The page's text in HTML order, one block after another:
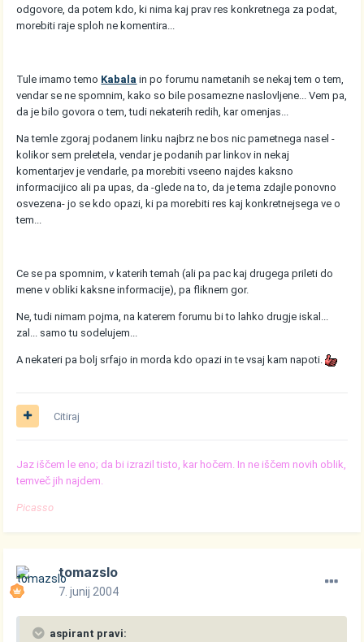
odgovore, da potem kdo, ki nima kaj prav res konkretnega za podat,
morebiti raje sploh ne komentira...
Tule imamo temo Kabala in po forumu nametanih se nekaj tem o tem,
vendar se ne spomnim, kako so bile posamezne naslovljene... Vem pa,
da je bilo govora o tem, tudi nekaterih redih, kar omenjas...
Na temle zgoraj podanem linku najbrz ne bos nic pametnega nasel -
kolikor sem preletela, vendar je podanih par linkov in nekaj
komentarjev je vendarle, pa morebiti vseeno najdes kaksno
informacijico ali pa upas, da -glede na to, da je tema zdajle ponovno
osvezena- jo se kdo opazi, ki pa morebiti res kaj konkretnejsega ve o
tem...
Ce se pa spomnim, v katerih temah (ali pa pac kaj drugega prileti do
mene v obliki kaksne informacije), pa fliknem gor.
Ne, tudi nimam pojma, na katerem forumu bi to lahko drugje iskal...
zal... samo tu sodelujem...
A nekateri pa bolj srfajo in morda kdo opazi in te vsaj kam napoti.
Citiraj
Jaz iščem le eno; da bi izrazil tisto, kar hočem. In ne iščem novih oblik,
temveč jih najdem.
Picasso
tomazslo
7. junij 2004
aspirant pravi: